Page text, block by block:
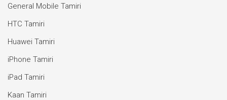
General Mobile Tamiri
HTC Tamiri
Huawei Tamiri
iPhone Tamiri
iPad Tamiri
Kaan Tamiri